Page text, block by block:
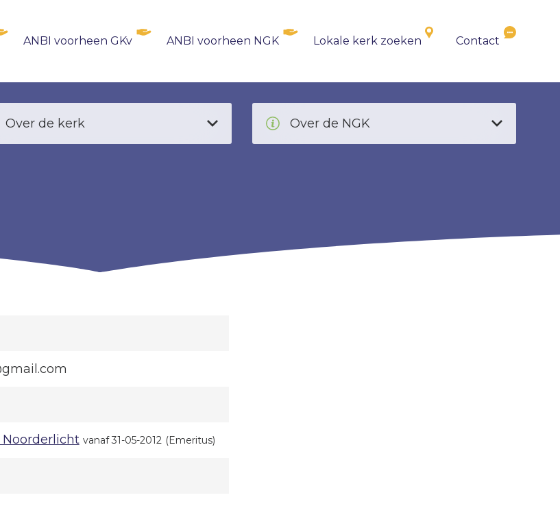
Over de kerk Over de NGK
ANBI voorheen GKv ANBI voorheen NGK Lokale kerk zoeken Contact
Noorderlicht vanaf 31-05-2012 (Emeritus)